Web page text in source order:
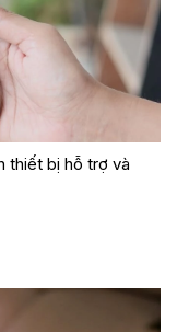
thiết bị hỗ trợ và